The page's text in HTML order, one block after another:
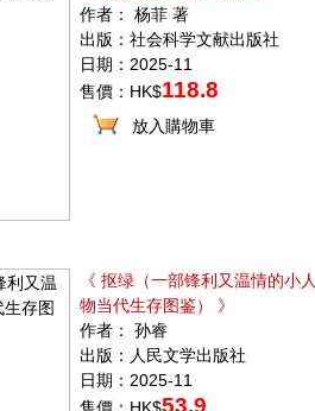
作者： 杨菲 著
出版：社会科学文献出版社
日期：2025-11
售價：HK$118.8
放入購物車
《 抠绿（一部锋利又温情的小人
物当代生存图鉴） 》
作者： 孙睿
出版：人民文学出版社
日期：2025-11
53.9